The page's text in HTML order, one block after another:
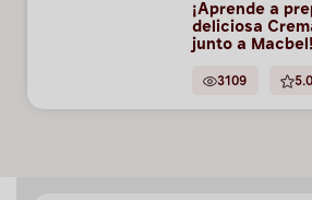
¡Aprende a
deliciosa
junto a Macbel!
3109 5.0